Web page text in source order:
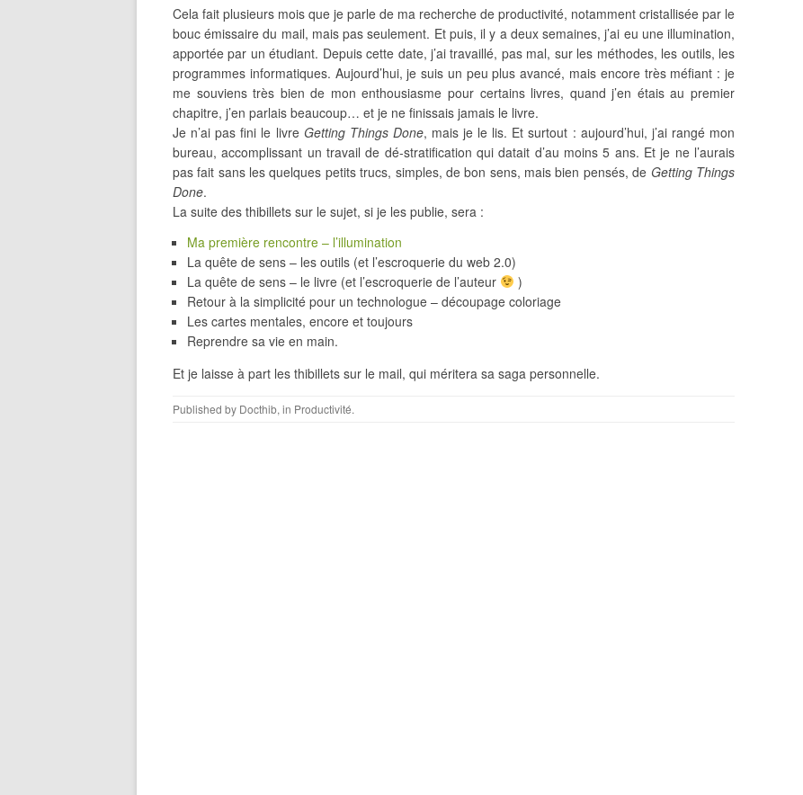
Cela fait plusieurs mois que je parle de ma recherche de productivité, notamment cristallisée par le
bouc émissaire du mail, mais pas seulement. Et puis, il y a deux semaines, j’ai eu une illumination,
apportée par un étudiant. Depuis cette date, j’ai travaillé, pas mal, sur les méthodes, les outils, les
programmes informatiques. Aujourd’hui, je suis un peu plus avancé, mais encore très méfiant : je
me souviens très bien de mon enthousiasme pour certains livres, quand j’en étais au premier
chapitre, j’en parlais beaucoup… et je ne finissais jamais le livre.
Je n’ai pas fini le livre Getting Things Done, mais je le lis. Et surtout : aujourd’hui, j’ai rangé mon
bureau, accomplissant un travail de dé-stratification qui datait d’au moins 5 ans. Et je ne l’aurais
pas fait sans les quelques petits trucs, simples, de bon sens, mais bien pensés, de Getting Things
Done.
La suite des thibillets sur le sujet, si je les publie, sera :
Ma première rencontre – l’illumination
La quête de sens – les outils (et l’escroquerie du web 2.0)
La quête de sens – le livre (et l’escroquerie de l’auteur
)
Retour à la simplicité pour un technologue – découpage coloriage
Les cartes mentales, encore et toujours
Reprendre sa vie en main.
Et je laisse à part les thibillets sur le mail, qui méritera sa saga personnelle.
Published by Docthib, in Productivité.